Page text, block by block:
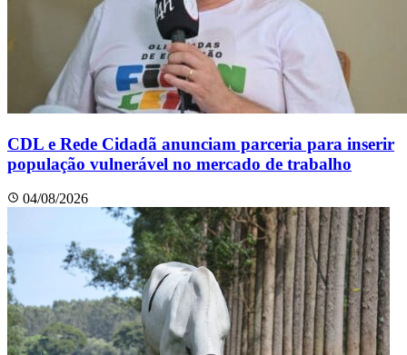
CDL e Rede Cidadã anunciam parceria para inserir
população vulnerável no mercado de trabalho
04/08/2026